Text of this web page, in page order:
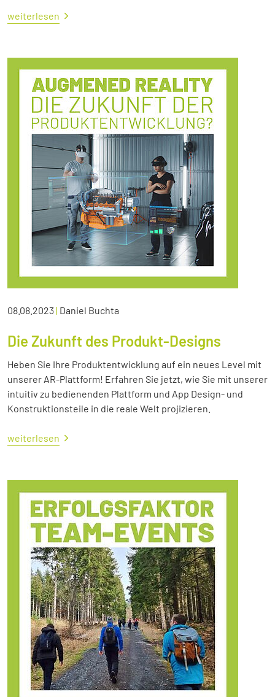
weiterlesen
08.08.2023| Daniel Buchta
Die Zukunft des Produkt-Designs
Heben Sie Ihre Produktentwicklung auf ein neues Level mit
unserer AR-Plattform! Erfahren Sie jetzt, wie Sie mit unserer
intuitiv zu bedienenden Plattform und App Design- und
Konstruktionsteile in die reale Welt projizieren.
weiterlesen